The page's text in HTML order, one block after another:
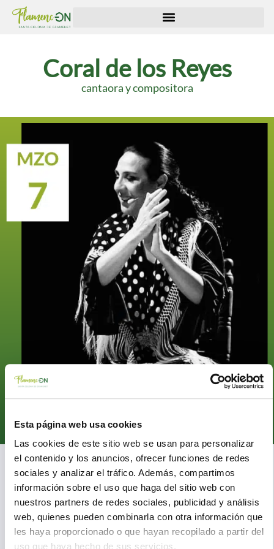
Esta página web usa cookies
Las cookies de este sitio web se usan para personalizar
el contenido y los anuncios, ofrecer funciones de redes
sociales y analizar el tráfico. Además, compartimos
información sobre el uso que haga del sitio web con
nuestros partners de redes sociales, publicidad y análisis
web, quienes pueden combinarla con otra información que
les haya proporcionado o que hayan recopilado a partir del
uso que haya hecho de sus servicios.
Coral de los Reyes
cantaora y compositora
Coral de los Reyes
en el Flamenc-ON ’25
Coral de los Reyes es una destacada cantaora y compositora
de flamenco. Con el poder de su voz y su emotividad consigue